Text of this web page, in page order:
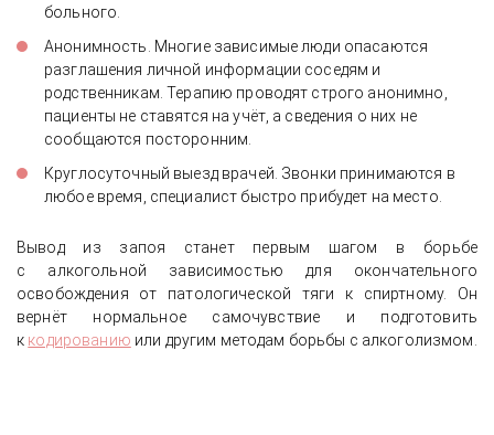
больного.
Анонимность. Многие зависимые люди опасаются
разглашения личной информации соседям и
родственникам. Терапию проводят строго анонимно,
пациенты не ставятся на учёт, а сведения о них не
сообщаются посторонним.
Круглосуточный выезд врачей. Звонки принимаются в
любое время, специалист быстро прибудет на место.
Вывод из запоя станет первым шагом в борьбе
с алкогольной зависимостью для окончательного
освобождения от патологической тяги к спиртному. Он
вернёт нормальное самочувствие и подготовить
к кодированию или другим методам борьбы с алкоголизмом.